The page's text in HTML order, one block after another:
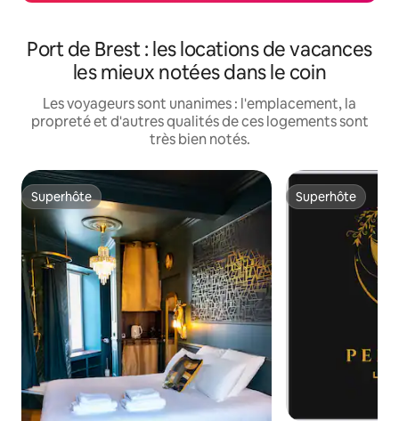
Port de Brest : les locations de vacances
les mieux notées dans le coin
Les voyageurs sont unanimes : l'emplacement, la
propreté et d'autres qualités de ces logements sont
très bien notés.
Superhôte
Superhôte Superhôte
Superhôte